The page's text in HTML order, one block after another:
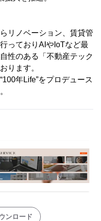
リノベーション、賃貸管
っておりAIやIoTなど最
性のある「不動産テック
ります。
年Life”をプロデュース
ンロード